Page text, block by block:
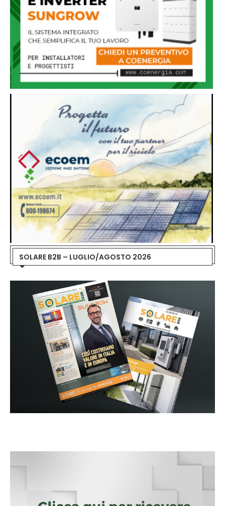
SOLARE B2B – LUGLIO/AGOSTO 2026